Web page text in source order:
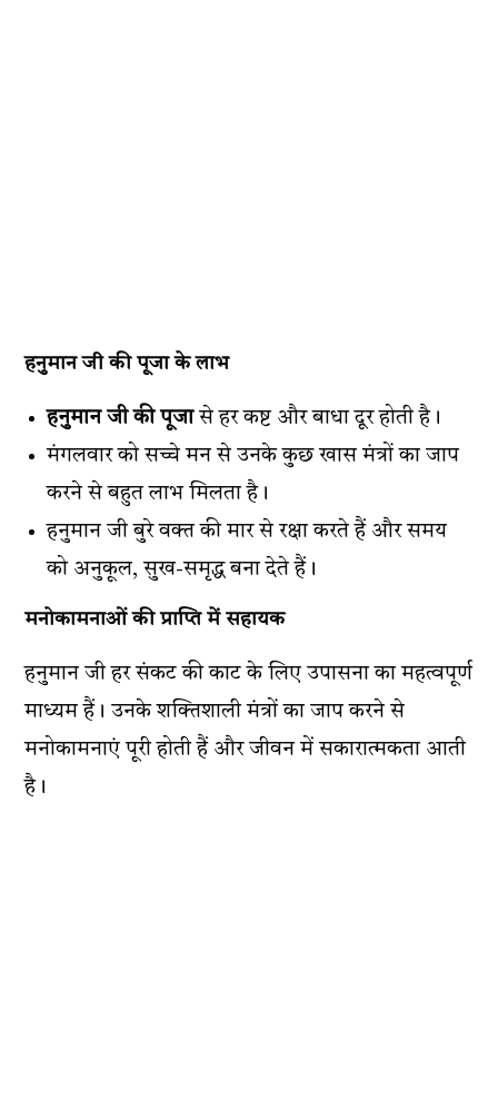
हनुमान जी की पूजा के लाभ
हनुमान जी की पूजासे हर कष्ट और बाधा दूर होती है।
मंगलवार को सच्चे मन से उनके कुछ खास मंत्रों का जाप
करने से बहुत लाभ मिलता है।
हनुमान जी बुरे वक्त की मार से रक्षा करते हैं और समय
को अनुकूल, सुख-समृद्ध बना देते हैं।
मनोकामनाओं की प्राप्ति में सहायक
हनुमान जी हर संकट की काट के लिए उपासना का महत्वपूर्ण
माध्यम हैं। उनके शक्तिशाली मंत्रों का जाप करने से
मनोकामनाएं पूरी होती हैं और जीवन में सकारात्मकता आती
है।